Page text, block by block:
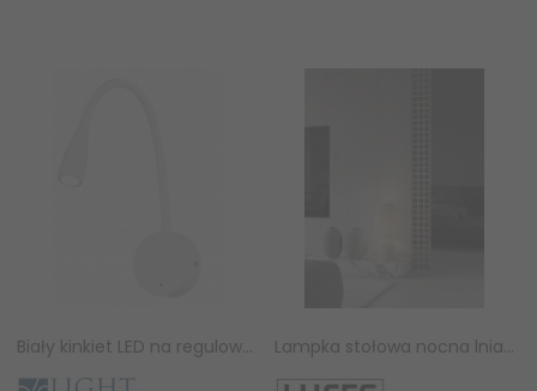
Biały kinkiet LED na regulowanym wysięgniku minimalistyczny nad łóżko Roli LP-2107/1W WH Light Prestige Lampka stołowa nocna lniana abażurowa biała rystykalna boho industrialna Luces Exclusivas